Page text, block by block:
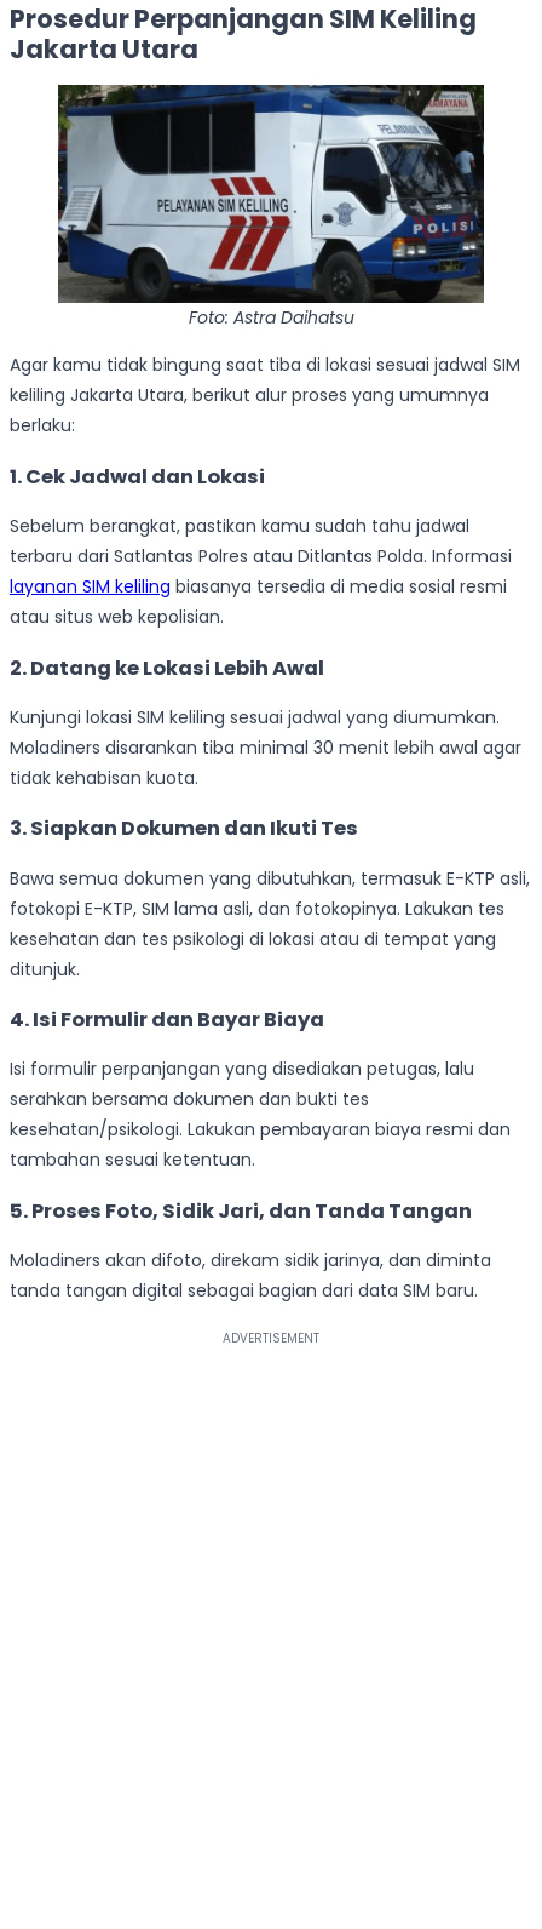
Prosedur Perpanjangan SIM Keliling
Jakarta Utara
Foto: Astra Daihatsu
Agar kamu tidak bingung saat tiba di lokasi sesuai jadwal SIM
keliling Jakarta Utara, berikut alur proses yang umumnya
berlaku:
1. Cek Jadwal dan Lokasi
Sebelum berangkat, pastikan kamu sudah tahu jadwal
terbaru dari Satlantas Polres atau Ditlantas Polda. Informasi
layanan SIM keliling biasanya tersedia di media sosial resmi
atau situs web kepolisian.
2. Datang ke Lokasi Lebih Awal
Kunjungi lokasi SIM keliling sesuai jadwal yang diumumkan.
Moladiners disarankan tiba minimal 30 menit lebih awal agar
tidak kehabisan kuota.
3. Siapkan Dokumen dan Ikuti Tes
Bawa semua dokumen yang dibutuhkan, termasuk E-KTP asli,
fotokopi E-KTP, SIM lama asli, dan fotokopinya. Lakukan tes
kesehatan dan tes psikologi di lokasi atau di tempat yang
ditunjuk.
4. Isi Formulir dan Bayar Biaya
Isi formulir perpanjangan yang disediakan petugas, lalu
serahkan bersama dokumen dan bukti tes
kesehatan/psikologi. Lakukan pembayaran biaya resmi dan
tambahan sesuai ketentuan.
5. Proses Foto, Sidik Jari, dan Tanda Tangan
Moladiners akan difoto, direkam sidik jarinya, dan diminta
tanda tangan digital sebagai bagian dari data SIM baru.